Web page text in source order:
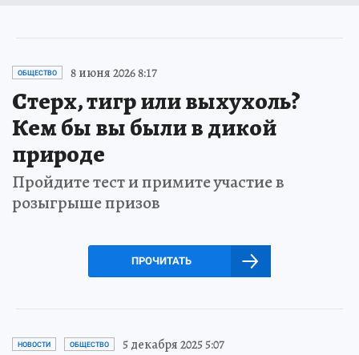
ОБЩЕСТВО 8 июня 2026 8:17
Стерх, тигр или выхухоль?
Кем бы вы были в дикой
природе
Пройдите тест и примите участие в
розыгрыше призов
ПРОЧИТАТЬ
НОВОСТИ ОБЩЕСТВО 5 декабря 2025 5:07